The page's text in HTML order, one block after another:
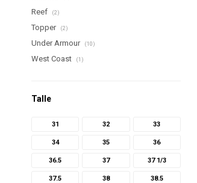
Reef (2)
Topper (2)
Under Armour (10)
West Coast (1)
Talle
31 32 33
34 35 36
36.5 37 37 1/3
37.5 38 38.5